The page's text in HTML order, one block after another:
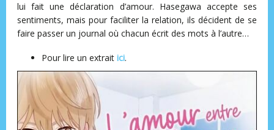
lui fait une déclaration d’amour. Hasegawa accepte ses
sentiments, mais pour faciliter la relation, ils décident de se
faire passer un journal où chacun écrit des mots à l’autre…
Pour lire un extraitici.